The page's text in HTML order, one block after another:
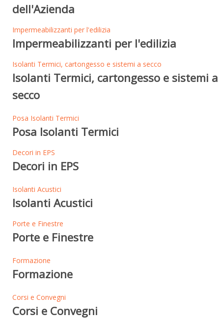
dell'Azienda
Impermeabilizzanti per l'edilizia
Impermeabilizzanti per l'edilizia
Isolanti Termici, cartongesso e sistemi a secco
Isolanti Termici, cartongesso e sistemi a
secco
Posa Isolanti Termici
Posa Isolanti Termici
Decori in EPS
Decori in EPS
Isolanti Acustici
Isolanti Acustici
Porte e Finestre
Porte e Finestre
Formazione
Formazione
Corsi e Convegni
Corsi e Convegni